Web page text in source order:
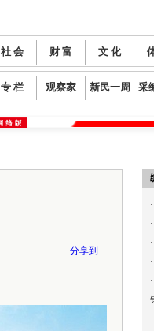
社 会 财 富 文 化
专 栏 观察家 新民一周 采
分享到
·
·
·
·
·
·